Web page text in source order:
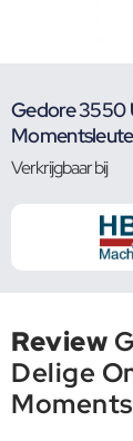
Gedore 3550
Verkrijgbaar bij
Review
Delige